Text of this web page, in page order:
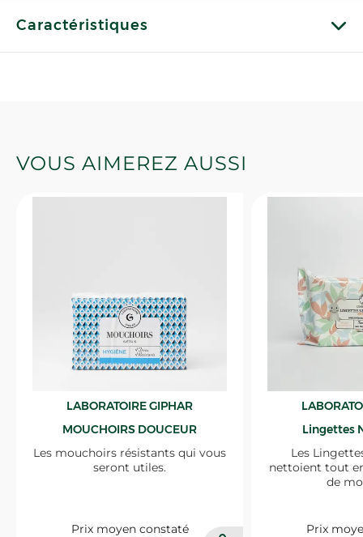
Caractéristiques
VOUS AIMEREZ AUSSI
LABORATOIRE GIPHAR
MOUCHOIRS DOUCEUR
Les mouchoirs résistants qui vous
seront utiles.
Prix moyen constaté
Lingettes
Les
nettoient tout
de
Prix